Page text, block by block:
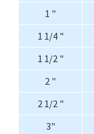
1 "
1 1/4 "
1 1/2 "
2 "
2 1/2 "
3"